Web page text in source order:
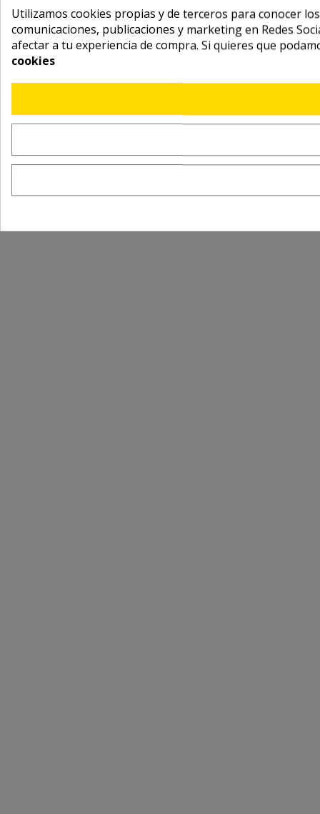
Utilizamos cookies propias y de terceros para conocer
comunicaciones, publicaciones y marketing en Redes
afectar a tu experiencia de compra. Si quieres que
cookies